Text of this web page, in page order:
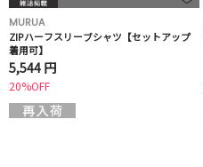
MURUA
ZIPハーフスリーブシャツ【セットアップ
着用可】
5,544 円
20%OFF